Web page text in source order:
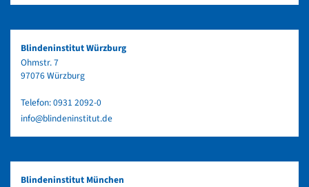
Blindeninstitut Würzburg
Ohmstr. 7
97076 Würzburg
Telefon:0931 2092-0
info@blindeninstitut.de
Blindeninstitut München